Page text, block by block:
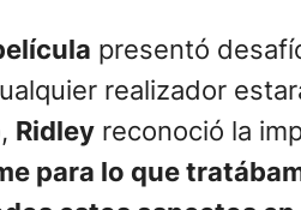
presentó
realizador
Ridley reconoció la
para lo que